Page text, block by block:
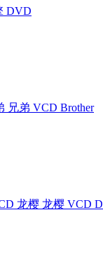
DVD
兄弟 VCD Brother
龙樱 龙樱 VCD